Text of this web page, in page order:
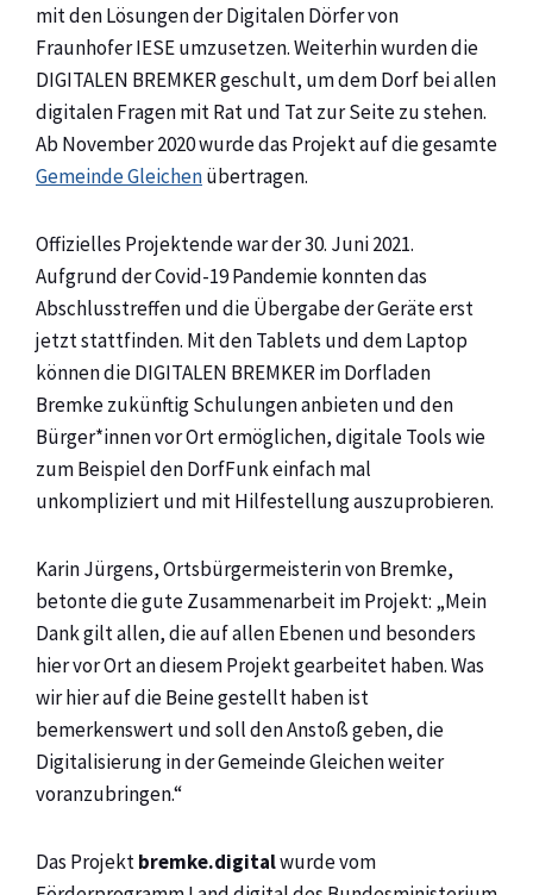
mit den Lösungen der Digitalen Dörfer von
Fraunhofer IESE umzusetzen. Weiterhin wurden die
DIGITALEN BREMKER geschult, um dem Dorf bei allen
digitalen Fragen mit Rat und Tat zur Seite zu stehen.
Ab November 2020 wurde das Projekt auf die gesamte
Gemeinde Gleichenübertragen.
Offizielles Projektende war der 30. Juni 2021.
Aufgrund der Covid-19 Pandemie konnten das
Abschlusstreffen und die Übergabe der Geräte erst
jetzt stattfinden. Mit den Tablets und dem Laptop
können die DIGITALEN BREMKER im Dorfladen
Bremke zukünftig Schulungen anbieten und den
Bürger*innen vor Ort ermöglichen, digitale Tools wie
zum Beispiel den DorfFunk einfach mal
unkompliziert und mit Hilfestellung auszuprobieren.
Karin Jürgens, Ortsbürgermeisterin von Bremke,
betonte die gute Zusammenarbeit im Projekt: „Mein
Dank gilt allen, die auf allen Ebenen und besonders
hier vor Ort an diesem Projekt gearbeitet haben. Was
wir hier auf die Beine gestellt haben ist
bemerkenswert und soll den Anstoß geben, die
Digitalisierung in der Gemeinde Gleichen weiter
voranzubringen.“
Das Projektbremke.digitalwurde vom